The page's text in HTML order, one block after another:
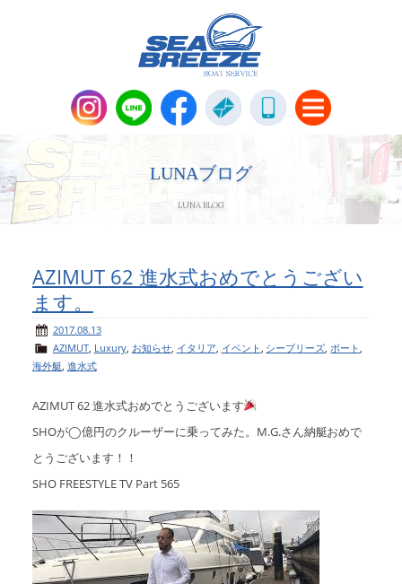
Boat Sales
新艇・中古艇情報
メンテナンス
Parts＆Apparel
パーツ販売・アパレル商品
ニュース＆トピックス
Access
アクセスマップ
お問い合わせ
リンク
LUNAブログ
LUNA BLOG
AZIMUT 62 進水式おめでとうござい
ます。
2017.08.13
AZIMUT, Luxury, お知らせ, イタリア イベント シーブリーズ ボート
海外艇 進水式
AZIMUT 62 進水式おめでとうございます
SHOが◯億円のクルーザーに乗ってみた。M.G.さん納艇おめで
とうございます！！
SHO FREESTYLE TV Part 565